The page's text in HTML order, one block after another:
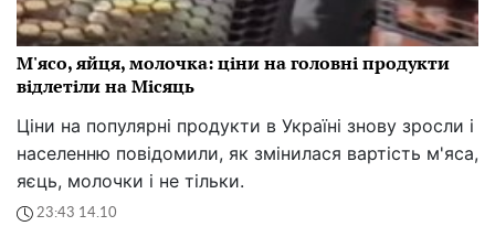
М'ясо, яйця, молочка: ціни на головні продукти
відлетіли на Місяць
Ціни на популярні продукти в Україні знову зросли і
населенню повідомили, як змінилася вартість м'яса,
яєць, молочки і не тільки.
23:43 14.10